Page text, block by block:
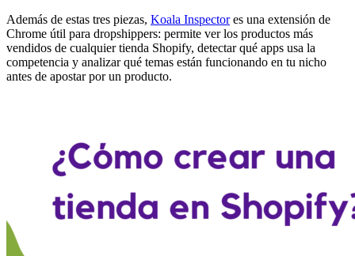
Además de estas tres piezas, Koala Inspectores una extensión de
Chrome útil para dropshippers: permite ver los productos más
vendidos de cualquier tienda Shopify, detectar qué apps usa la
competencia y analizar qué temas están funcionando en tu nicho
antes de apostar por un producto.